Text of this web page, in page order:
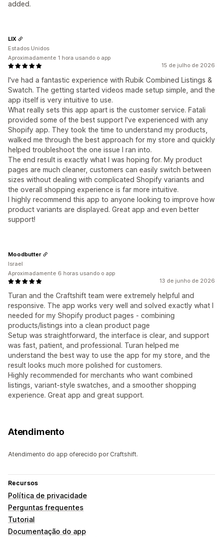
added.
15 de julho de 2026
I've had a fantastic experience with Rubik Combined Listings &
Swatch. The getting started videos made setup simple, and the
app itself is very intuitive to use.
What really sets this app apart is the customer service. Fatali
provided some of the best support I've experienced with any
Shopify app. They took the time to understand my products,
walked me through the best approach for my store and quickly
helped troubleshoot the one issue I ran into.
The end result is exactly what I was hoping for. My product
pages are much cleaner, customers can easily switch between
sizes without dealing with complicated Shopify variants and
the overall shopping experience is far more intuitive.
I highly recommend this app to anyone looking to improve how
product variants are displayed. Great app and even better
support!
LIX
Estados Unidos
Aproximadamente 1 hora usando o app
13 de junho de 2026
Turan and the Craftshift team were extremely helpful and
responsive. The app works very well and solved exactly what I
needed for my Shopify product pages - combining
products/listings into a clean product page
Setup was straightforward, the interface is clear, and support
was fast, patient, and professional. Turan helped me
understand the best way to use the app for my store, and the
result looks much more polished for customers.
Highly recommended for merchants who want combined
listings, variant-style swatches, and a smoother shopping
experience. Great app and great support.
Moodbutter
Israel
Aproximadamente 6 horas usando o app
Atendimento
Atendimento do app oferecido por Craftshift.
Recursos
Política de privacidade
Perguntas frequentes
Tutorial
Documentação do app